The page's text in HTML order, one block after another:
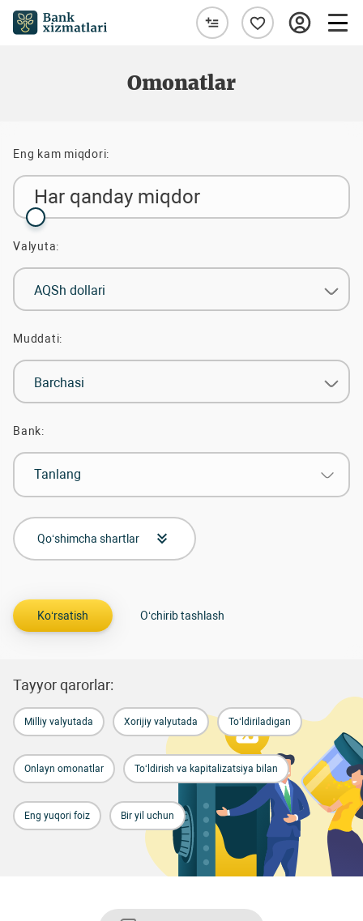
Omonatlar
Eng kam miqdori:
Har qanday miqdor
Valyuta:
AQSh dollari
Muddati:
Barchasi
Bank:
Tanlang
Qo‘shimcha shartlar
Tayyor qarorlar:
Milliy valyutada Xorijiy valyutada To‘ldiriladigan
Onlayn omonatlar To‘ldirish va kapitalizatsiya bilan
Eng yuqori foiz Bir yil uchun